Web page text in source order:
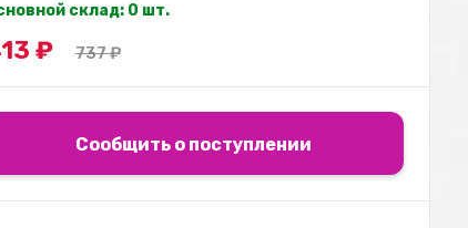
склад: 0 шт.
₽ 737₽
Сообщить о поступлении